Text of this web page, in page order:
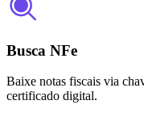
Busca NFe
Baixe notas fiscais via
certificado digital.